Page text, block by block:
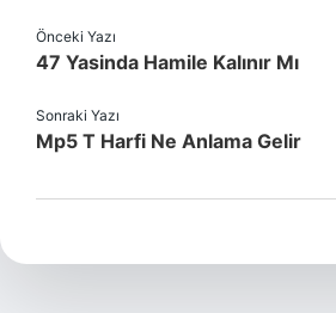
Önceki Yazı
47 Yasinda Hamile Kalınır Mı
Sonraki Yazı
Mp5 T Harfi Ne Anlama Gelir